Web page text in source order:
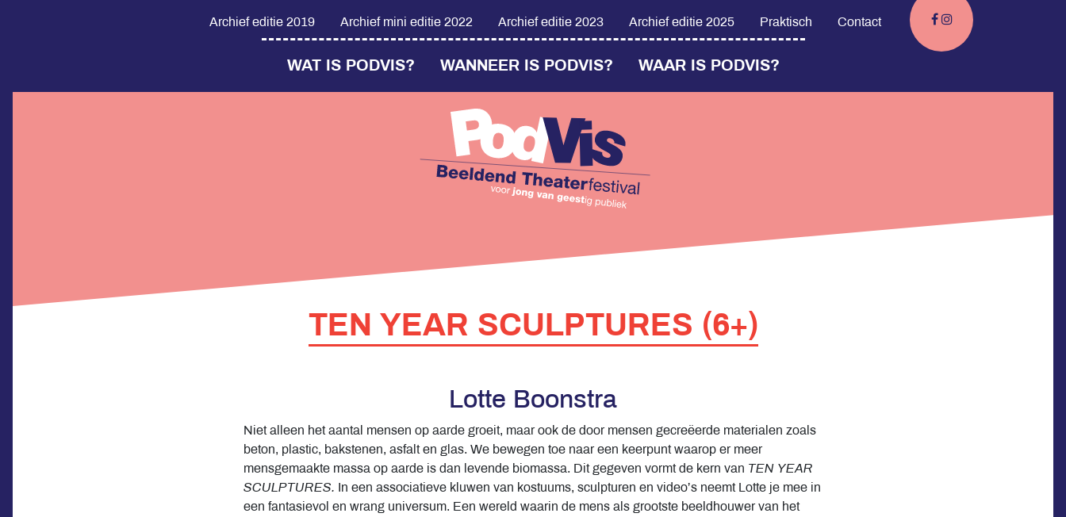
Archief editie 2019 Archief mini editie 2022 Archief editie 2023 Archief editie 2025 Praktisch Contact
WAT IS PODVIS? WANNEER IS PODVIS? WAAR IS PODVIS?
TEN YEAR SCULPTURES (6+)
Lotte Boonstra
Niet alleen het aantal mensen op aarde groeit, maar ook de door mensen gecreëerde materialen zoals
beton, plastic, bakstenen, asfalt en glas. We bewegen toe naar een keerpunt waarop er meer
mensgemaakte massa op aarde is dan levende biomassa. Dit gegeven vormt de kern van TEN YEAR
SCULPTURES. In een associatieve kluwen van kostuums, sculpturen en video’s neemt Lotte je mee in
een fantasievol en wrang universum. Een wereld waarin de mens als grootste beeldhouwer van het